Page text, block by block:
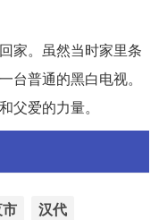
家。虽然当时家里条
台普通的黑白电视。
父爱的力量。
汉代